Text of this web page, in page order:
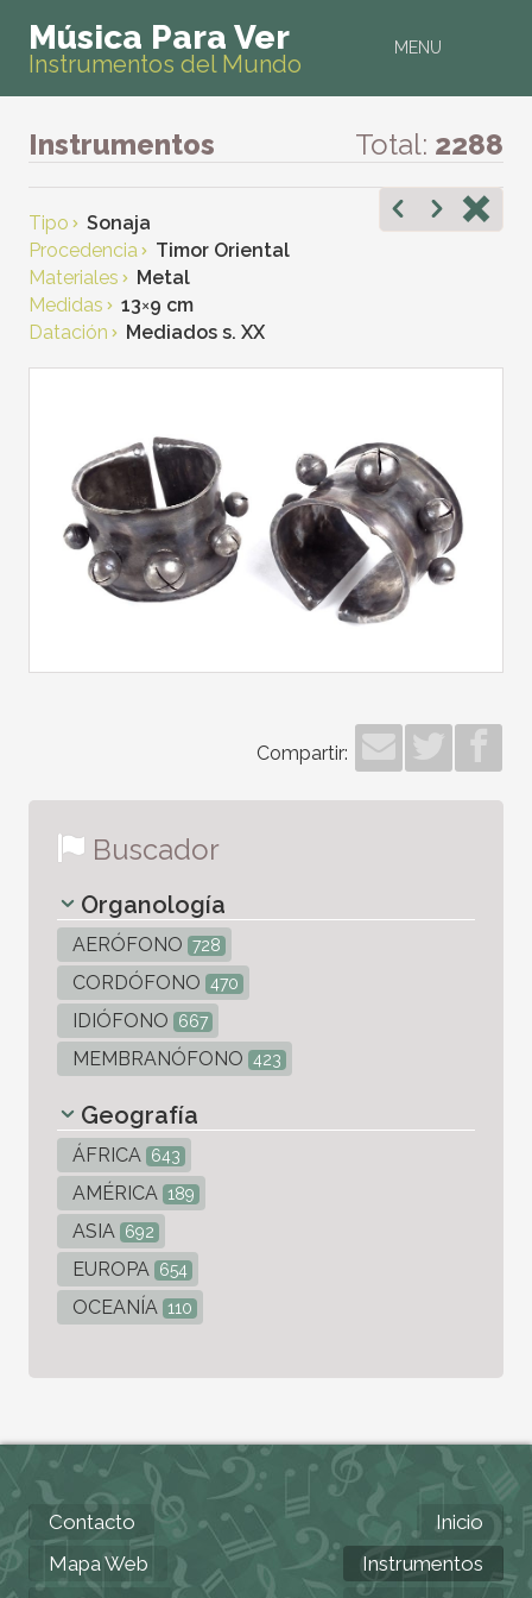
MENU
Música Para Ver
Instrumentos del Mundo
Instrumentos Total: 2288
Tipo
Sonaja
Procedencia
Timor Oriental
Materiales
Metal
Medidas
13×9 cm
Datación
Mediados s. XX
Compartir:
Buscador
Organología
AERÓFONO 728
CORDÓFONO 470
IDIÓFONO 667
MEMBRANÓFONO 423
Geografía
ÁFRICA 643
AMÉRICA 189
ASIA 692
EUROPA 654
OCEANÍA 110
Contacto
Mapa Web
Inicio
Instrumentos